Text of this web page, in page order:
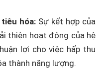
hóa: Sự kết hợp của
thiện hoạt động của hệ
lợi cho việc hấp thu
thành năng lượng.